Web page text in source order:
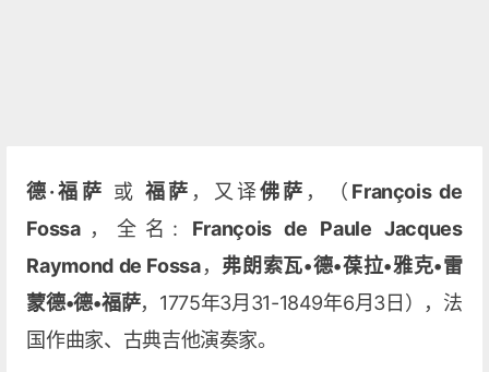
德·福萨 或 福萨 ，又译佛萨 ，（ François de
Fossa，全名: François de Paule Jacques
Raymond de Fossa， 弗朗索瓦•德•葆拉•雅克•雷
蒙德•德•福萨，1775年3月31-1849年6月3日），法
国作曲家、古典吉他演奏家。